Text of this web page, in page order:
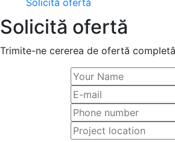
Solicită ofertă
Trimite-ne cererea de ofertă